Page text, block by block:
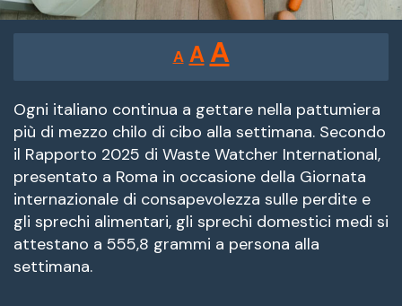
A
Reducir
tamaño
de
fuente.
A Restablecer
tamaño
de
fuente
AAumentar
tamaño
de
fuente.
Ogni italiano continua a gettare nella pattumiera
più di mezzo chilo di cibo alla settimana. Secondo
il Rapporto 2025 di Waste Watcher International,
presentato a Roma in occasione della Giornata
internazionale di consapevolezza sulle perdite e
gli sprechi alimentari, gli sprechi domestici medi si
attestano a 555,8 grammi a persona alla
settimana.